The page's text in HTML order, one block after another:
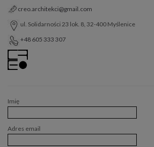
creo.architekci@gmail.com
ul. Solidarności 23 lok. 8, 32-400 Myślenice
+48 605 333 307
Imię
Adres email